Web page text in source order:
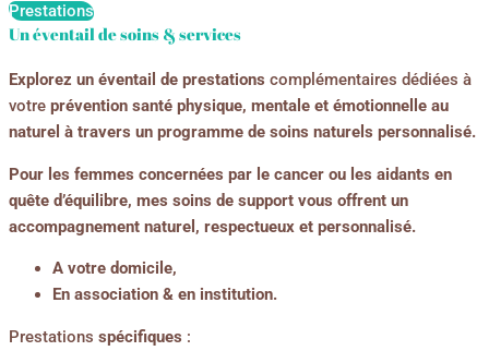
Prestations
Un éventail de soins & services
Explorez un éventail de prestations complémentaires dédiées à
votre prévention santé physique, mentale et émotionnelle au
naturel à travers un programme de soins naturels personnalisé.
Pour les femmes concernées par le cancer ou les aidants en
quête d’équilibre, mes soins de support vous offrent un
accompagnement naturel, respectueux et personnalisé.
A votre domicile,
En association & en institution.
Prestations spécifiques :